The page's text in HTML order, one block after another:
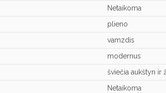
Netaikoma
plieno
vamzdis
modernus
šviečia aukštyn ir
Netaikoma